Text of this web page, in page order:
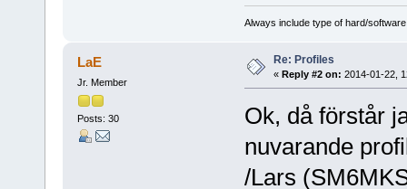
Always include type of hard/
LaE
Jr. Member
Posts: 30
Re: Profiles
« Reply #2 on: 2014-01-22,
Ok, då förstår
nuvarande
/Lars